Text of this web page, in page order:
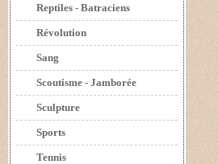
Reptiles - Batraciens
Révolution
Sang
Scoutisme - Jamborée
Sculpture
Sports
Tennis